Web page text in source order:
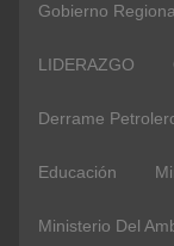
Gobierno
LIDERAZGO
Derrame
Educación
Ministerio Del